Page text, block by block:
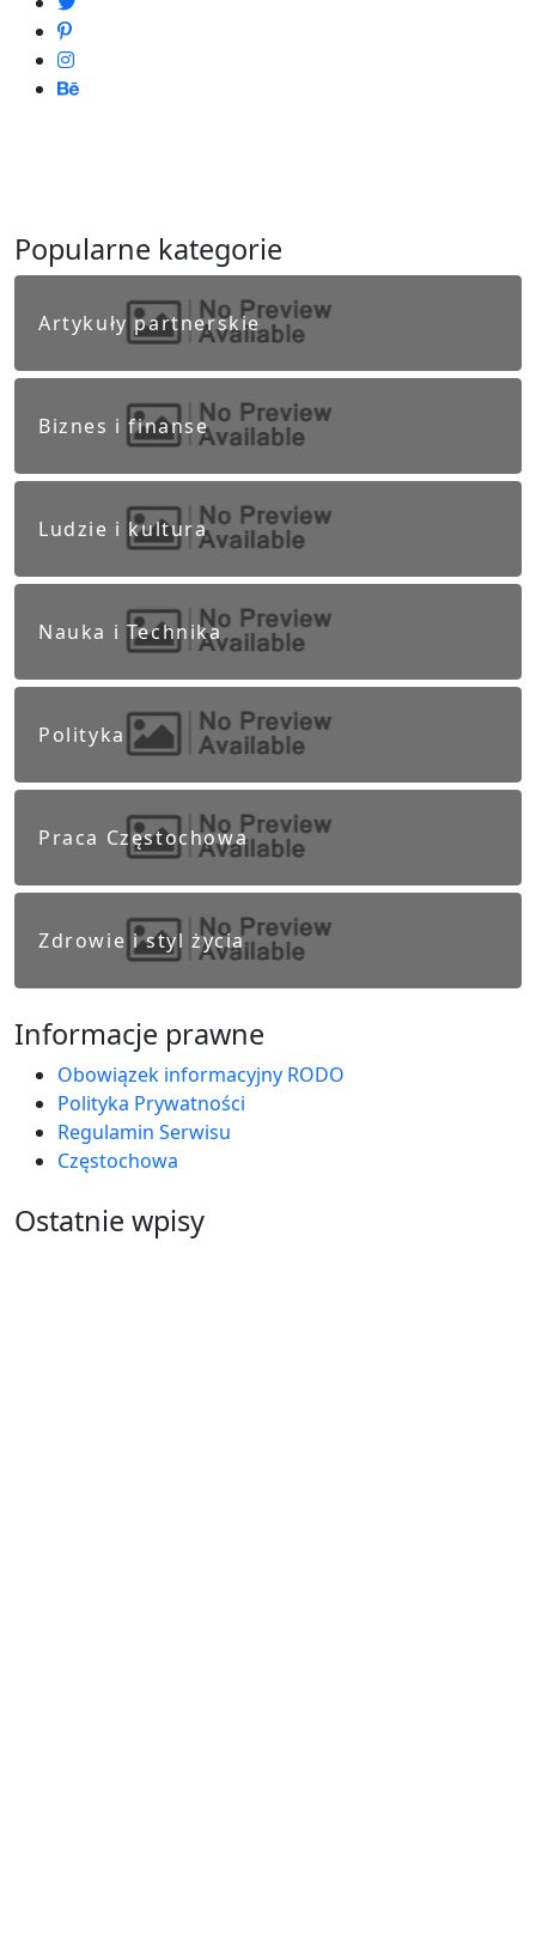
Popularne kategorie
Artykuły partnerskie
Biznes i finanse
Ludzie i kultura
Nauka i Technika
Polityka
Praca Częstochowa
Zdrowie i styl życia
Informacje prawne
Obowiązek informacyjny RODO
Polityka Prywatności
Regulamin Serwisu
Częstochowa
Ostatnie wpisy